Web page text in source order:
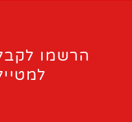
הרשמו